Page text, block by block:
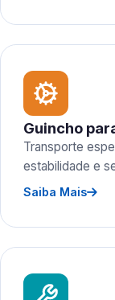
Guincho
Transporte
estabilidade e
Saiba Mais